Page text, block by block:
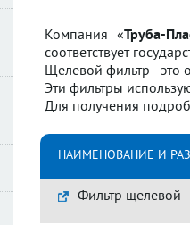
Компания «Труба-
соответствует
Щелевой фильтр -
Эти фильтры
Для получения
НАИМЕНОВАНИЕ И
Фильтр щелевой